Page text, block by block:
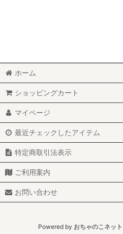
ホーム
ショッピングカート
マイページ
最近チェックしたアイテム
特定商取引法表示
ご利用案内
お問い合わせ
Powered by おちゃのこネット